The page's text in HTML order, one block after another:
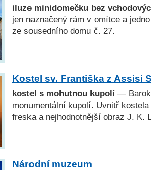
iluze minidomečku bez
jen naznačený rám v omítce a
ze sousedního domu č. 27.
Kostel sv. Františka z Assisi
kostel s mohutnou kupolí —
monumentální kupolí. Uvnitř
freska a nejhodnotnější obraz J. K.
Národní muzeum